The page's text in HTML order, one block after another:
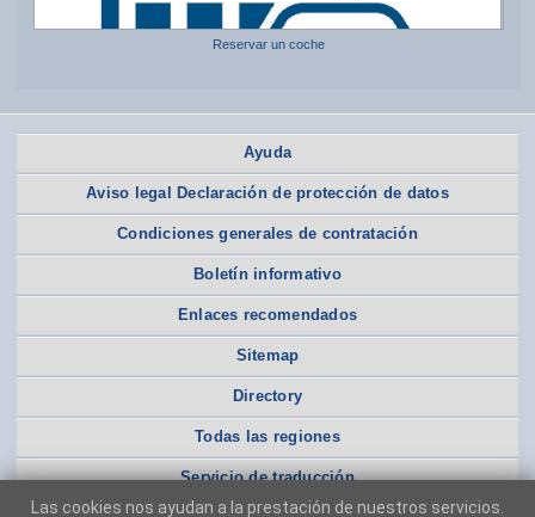
Reservar un coche
Ayuda
Aviso legal Declaración de protección de datos
Condiciones generales de contratación
Boletín informativo
Enlaces recomendados
Sitemap
Directory
Todas las regiones
Servicio de traducción
Las cookies nos ayudan a la prestación de nuestros servicios.